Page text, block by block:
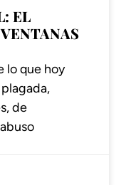
EL
lo que hoy
de